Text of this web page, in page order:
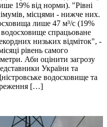
19% від норми). "Рівні
місцями - нижче них.
лише 47 м³/с (19%
водосховище спрацьоване
низьких відміток", -
рівень самого
Аби оцінити загрозу
України та
водосховище та
[…]